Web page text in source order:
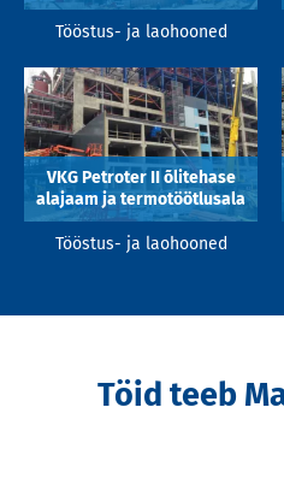
Tööstus- ja laohooned
VKG Petroter II õlitehase
alajaam ja termotöötlusala
Tööstus- ja laohooned
Töid teeb